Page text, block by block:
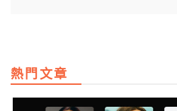
熱門文章